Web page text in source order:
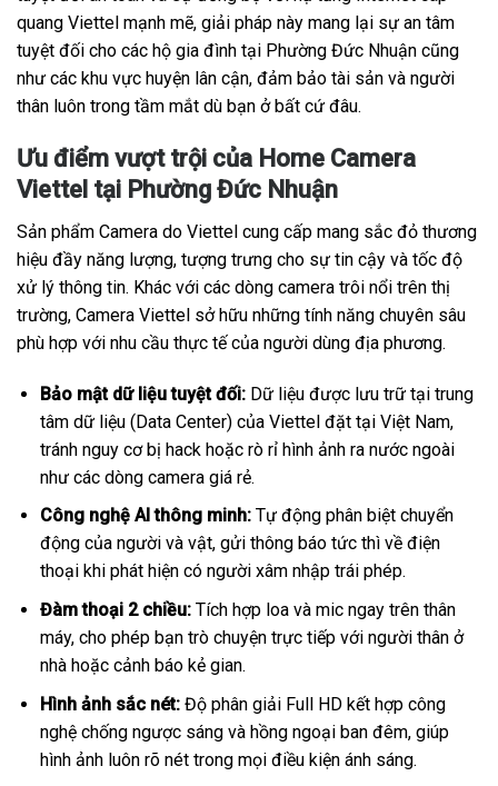
quang Viettel mạnh mẽ, giải pháp này mang lại sự an tâm
tuyệt đối cho các hộ gia đình tại Phường Đức Nhuận cũng
như các khu vực huyện lân cận, đảm bảo tài sản và người
thân luôn trong tầm mắt dù bạn ở bất cứ đâu.
Ưu điểm vượt trội của Home Camera
Viettel tại Phường Đức Nhuận
Sản phẩm Camera do Viettel cung cấp mang sắc đỏ thương
hiệu đầy năng lượng, tượng trưng cho sự tin cậy và tốc độ
xử lý thông tin. Khác với các dòng camera trôi nổi trên thị
trường, Camera Viettel sở hữu những tính năng chuyên sâu
phù hợp với nhu cầu thực tế của người dùng địa phương.
Bảo mật dữ liệu tuyệt đối:Dữ liệu được lưu trữ tại trung
tâm dữ liệu (Data Center) của Viettel đặt tại Việt Nam,
tránh nguy cơ bị hack hoặc rò rỉ hình ảnh ra nước ngoài
như các dòng camera giá rẻ.
Công nghệ AI thông minh:Tự động phân biệt chuyển
động của người và vật, gửi thông báo tức thì về điện
thoại khi phát hiện có người xâm nhập trái phép.
Đàm thoại 2 chiều:Tích hợp loa và mic ngay trên thân
máy, cho phép bạn trò chuyện trực tiếp với người thân ở
nhà hoặc cảnh báo kẻ gian.
Hình ảnh sắc nét:Độ phân giải Full HD kết hợp công
nghệ chống ngược sáng và hồng ngoại ban đêm, giúp
hình ảnh luôn rõ nét trong mọi điều kiện ánh sáng.